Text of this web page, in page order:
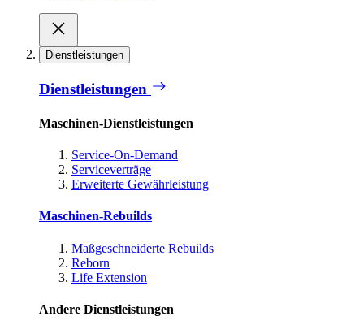
Dienstleistungen
Dienstleistungen
Maschinen-Dienstleistungen
Service-On-Demand
Serviceverträge
Erweiterte Gewährleistung
Maschinen-Rebuilds
Maßgeschneiderte Rebuilds
Reborn
Life Extension
Andere Dienstleistungen